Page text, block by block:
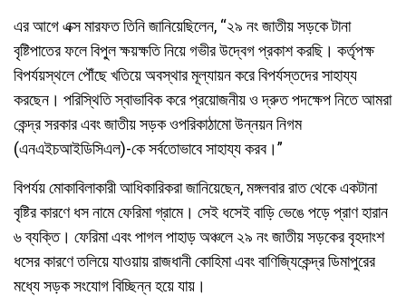
এর আগে এক্স মারফত তিনি জানিয়েছিলেন, “২৯ নং জাতীয় সড়কে টানা
বৃষ্টিপাতের ফলে বিপু্ল ক্ষয়ক্ষতি নিয়ে গভীর উদ্বেগ প্রকাশ করছি। কর্তৃপক্ষ
বিপর্যয়স্থলে পৌঁছে খতিয়ে অবস্থার মূল্যায়ন করে বিপর্যস্তদের সাহায্য
করছেন। পরিস্থিতি স্বাভাবিক করে প্রয়োজনীয় ও দ্রুত পদক্ষেপ নিতে আমরা
কেন্দ্র সরকার এবং জাতীয় সড়ক ওপরিকাঠামো উন্নয়ন নিগম
(এনএইচআইডিসিএল)-কে সর্বতোভাবে সাহায্য করব।”
বিপর্যয় মোকাবিলাকারী আধিকারিকরা জানিয়েছেন, মঙ্গলবার রাত থেকে একটানা
বৃষ্টির কারণে ধস নামে ফেরিমা গ্রামে। সেই ধসেই বাড়ি ভেঙে পড়ে প্রাণ হারান
৬ ব্যক্তি। ফেরিমা এবং পাগল পাহাড় অঞ্চলে ২৯ নং জাতীয় সড়কের বৃহদাংশ
ধসের কারণে তলিয়ে যাওয়ায় রাজধানী কোহিমা এবং বাণিজ্যিকেন্দ্র ডিমাপুরের
মধ্যে সড়ক সংযোগ বিচ্ছিন্ন হয়ে যায়।